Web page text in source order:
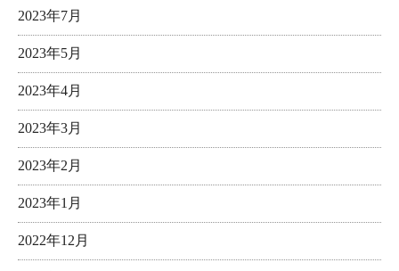
2023年7月
2023年5月
2023年4月
2023年3月
2023年2月
2023年1月
2022年12月